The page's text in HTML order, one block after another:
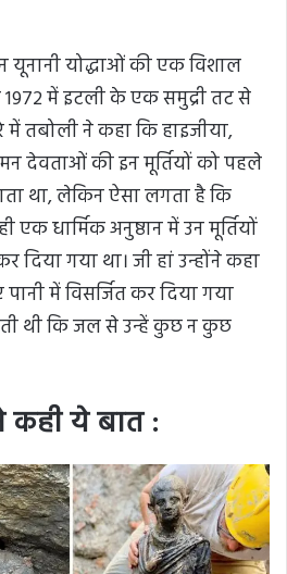
यूनानी योद्धाओं की एक विशाल
1972 में इटली के एक समुद्री तट से
में तबोली ने कहा कि हाइजीया,
देवताओं की इन मूर्तियों को पहले
था, लेकिन ऐसा लगता है कि
एक धार्मिक अनुष्ठान में उन मूर्तियों
दिया गया था। जी हां उन्होंने कहा
में विसर्जित कर दिया गया
थी कि जल से उन्हें कुछ न कुछ
कही ये बात :